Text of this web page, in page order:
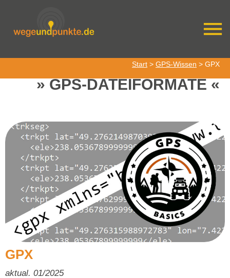
Start > GPS-Wissen > GPX
GPS-DATEIFORMATE
GPX
aktual. 01/2025